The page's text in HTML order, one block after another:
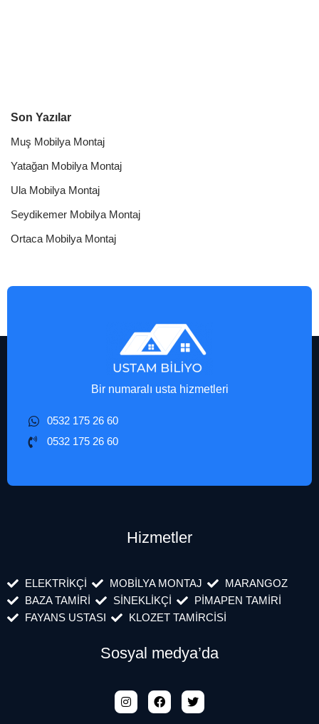
Son Yazılar
Muş Mobilya Montaj
Yatağan Mobilya Montaj
Ula Mobilya Montaj
Seydikemer Mobilya Montaj
Ortaca Mobilya Montaj
Bir numaralı usta hizmetleri
0532 175 26 60
0532 175 26 60
Hizmetler
ELEKTRİKÇİ MOBİLYA MONTAJ
MARANGOZ
BAZA TAMİRİ
SİNEKLİKÇİ
PİMAPEN TAMİRİ
FAYANS USTASI
KLOZET TAMİRCİSİ
Sosyal medya’da